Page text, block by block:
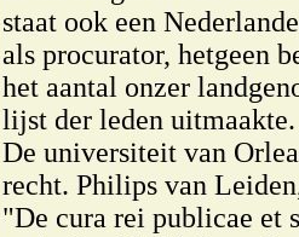
staat ook een
als procurator, hetgeen
het aantal onzer
lijst der leden uitmaakte.
De universiteit van
recht. Philips van
"De cura rei publicae et